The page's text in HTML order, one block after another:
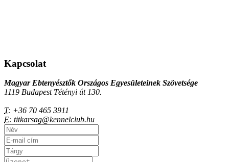
Kapcsolat
Magyar Ebtenyésztők Országos Egyesületeinek Szövetsége
1119 Budapest Tétényi út 130.
T: +36 70 465 3911
E: titkarsag@kennelclub.hu